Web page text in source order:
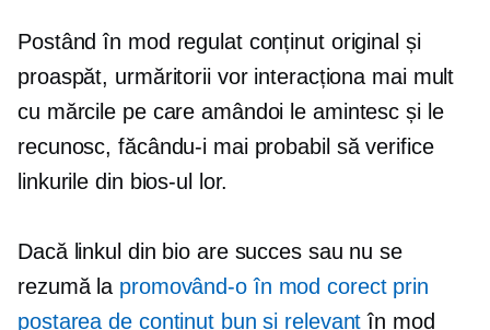
Postând în mod regulat conținut original și
proaspăt, urmăritorii vor interacționa mai mult
cu mărcile pe care amândoi le amintesc și le
recunosc, făcându-i mai probabil să verifice
linkurile din bios-ul lor.
Dacă linkul din bio are succes sau nu se
rezumă la promovând-o în mod corect prin
postarea de conținut bun și relevant în mod